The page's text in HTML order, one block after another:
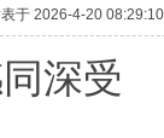
于 2026-4-20 08:29:10
深受